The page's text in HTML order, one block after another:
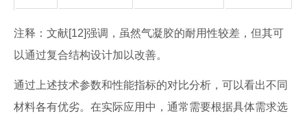
注释：文献[12]强调，虽然气凝胶的耐用性较差，但其可
以通过复合结构设计加以改善。
通过上述技术参数和性能指标的对比分析，可以看出不同
材料各有优劣。在实际应用中，通常需要根据具体需求选